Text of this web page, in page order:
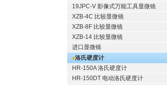
19JPC-V 影像式万能工具显微镜
XZB-4C 比较显微镜
XZB-8F 比较显微镜
XZB-14 比较显微镜
进口显微镜
洛氏硬度计
HR-150A 洛氏硬度计
HR-150DT 电动洛氏硬度计